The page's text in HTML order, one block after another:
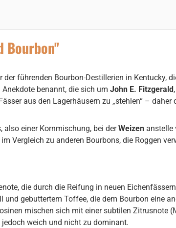
Bourbon"
der führenden Bourbon-Destillerien in Kentucky,
benannt, die sich um John E. Fitzgerald
aus den Lagerhäusern zu „stehlen“ – daher
also einer Kornmischung, bei derWeizen anstelle
Vergleich zu anderen Bourbons, die Roggen
die durch die Reifung in neuen
und gebuttertem Toffee, die dem Bourbon eine
mischen sich mit einer subtilen Zitrusnote
weich und nicht zu dominant.